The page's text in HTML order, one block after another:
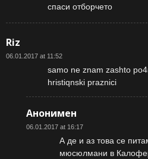
спаси отборчето
Riz
06.01.2017 at 11:52
samo ne znam zashto
hristiqnski praznici
Анонимен
06.01.2017 at 16:17
А де и аз това се
мюсюлмани в